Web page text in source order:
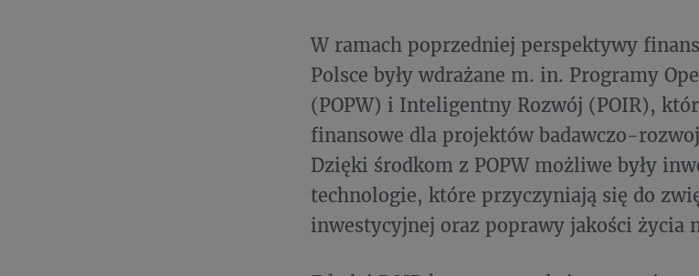
W ramach poprzedniej perspektywy
Polsce były wdrażane m. in. Programy
(POPW) i Inteligentny Rozwój (POIR),
finansowe dla projektów badawczo-
Dzięki środkom z POPW możliwe były
technologie, które przyczyniają się do
inwestycyjnej oraz poprawy jakości życia